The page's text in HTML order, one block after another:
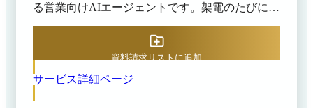
る営業向けAIエージェントです。架電のたびに担
糸口をつかめないといった、電話営業にありがち
な悩みを抱える企業に向いています。 ALICEは
で作成し、あらかじめ用意した音声を一方的に流
サービス詳細ページ
資料請求リストに追加